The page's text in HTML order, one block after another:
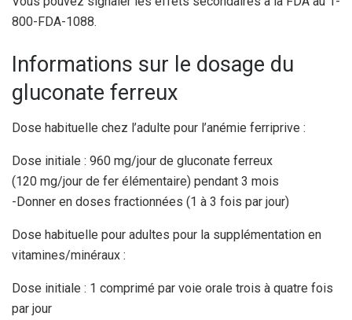
800-FDA-1088.
Informations sur le dosage du
gluconate ferreux
Dose habituelle chez l’adulte pour l’anémie ferriprive :
Dose initiale : 960 mg/jour de gluconate ferreux
(120 mg/jour de fer élémentaire) pendant 3 mois
-Donner en doses fractionnées (1 à 3 fois par jour)
Dose habituelle pour adultes pour la supplémentation en
vitamines/minéraux :
Dose initiale : 1 comprimé par voie orale trois à quatre fois
par jour